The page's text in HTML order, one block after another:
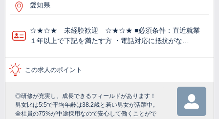
愛知県
☆★☆★ 未経験歓迎 ☆★☆★ ■必須条件：直近就業
１年以上で下記を満たす方 ・電話対応に抵抗がな…
この求人のポイント
◎研修が充実し、成長できるフィールドがあります！
男女比は5:5で平均年齢は38.2歳と若い男女が活躍中。
全社員の75%が中途採用なので安心して働くことがで